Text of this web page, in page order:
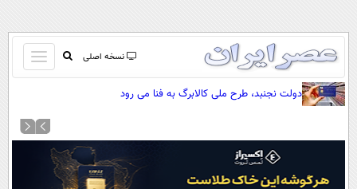
نسخه اصلی
باز
و
کردن
منو
صفحه اول
نظرسنجی
دولت نجنبد، طرح ملی کالابرگ به فنا می رود